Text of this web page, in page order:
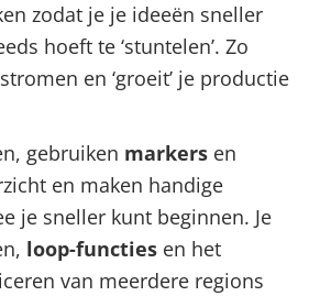
zodat je je ideeën sneller
hoeft te ‘stuntelen’. Zo
en ‘groeit’ je productie
gebruiken markers en
en maken handige
je sneller kunt beginnen. Je
loop-functies en het
van meerdere regions